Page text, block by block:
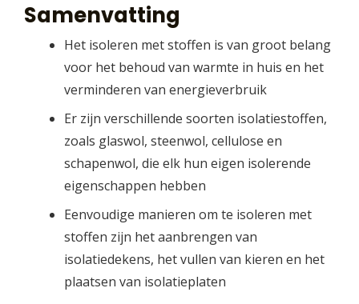
Samenvatting
Het isoleren met stoffen is van groot belang
voor het behoud van warmte in huis en het
verminderen van energieverbruik
Er zijn verschillende soorten isolatiestoffen,
zoals glaswol, steenwol, cellulose en
schapenwol, die elk hun eigen isolerende
eigenschappen hebben
Eenvoudige manieren om te isoleren met
stoffen zijn het aanbrengen van
isolatiedekens, het vullen van kieren en het
plaatsen van isolatieplaten